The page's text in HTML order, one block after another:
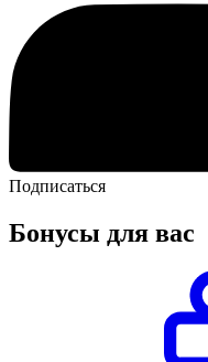
Подписаться
Бонусы для вас